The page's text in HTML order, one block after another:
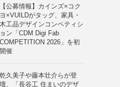
【公募情報】カインズ×コク
ヨ×VUILDがタッグ、家具・
木工品デザインコンペティシ
ョン「CDM Digi Fab
COMPETITION 2026」を初
開催
乾久美子や藤本壮介らが登
壇、「長谷工 住まいのデザ